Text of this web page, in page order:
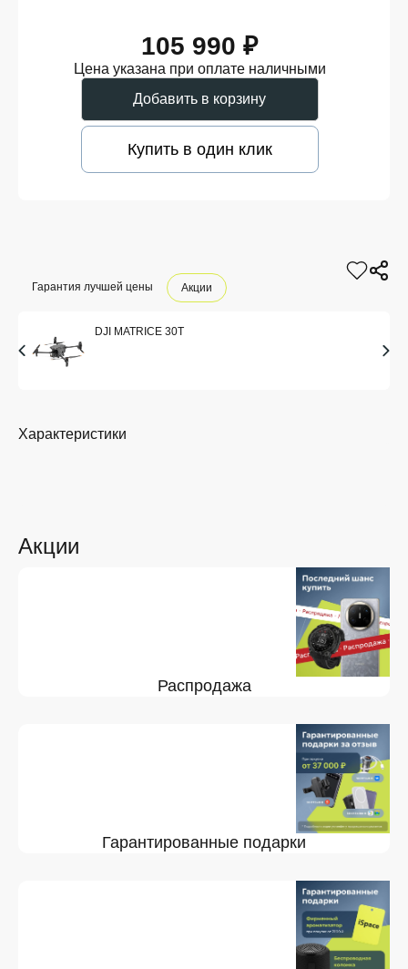
105 990 ₽
Цена указана при оплате наличными
Добавить в корзину
Купить в один клик
Гарантия лучшей цены Акции
DJI MATRICE 30T
Акции
Распродажа
Гарантированные подарки
Характеристики